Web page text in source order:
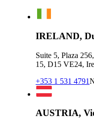
IRELAND,
Suite 5, Plaza
15, D15 VE24,
+353 1 531 4791
AUSTRIA,